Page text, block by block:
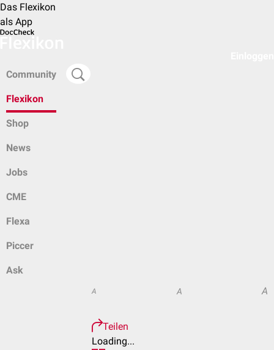
Das Flexikon
als App
Community
Flexikon
Shop
News
Jobs
CME
Flexa
Piccer
Ask
A A A
Teilen
Loading...